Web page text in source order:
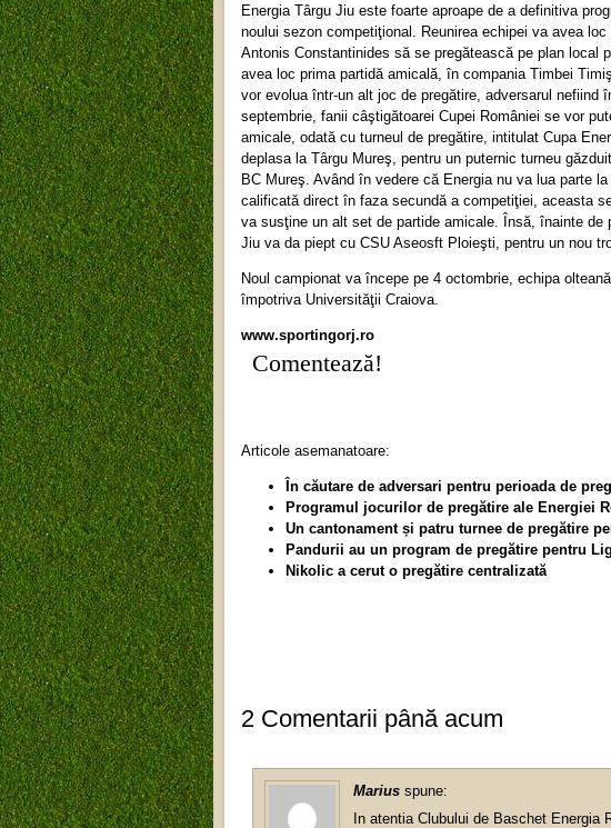
Energia Târgu Jiu este foarte aproape de a definitiva
noului sezon competiţional. Reunirea echipei va avea
Antonis Constantinides să se pregătească pe plan local
avea loc prima partidă amicală, în compania Timbei
vor evolua într-un alt joc de pregătire, adversarul nefiind
septembrie, fanii câştigătoarei Cupei României se vor
amicale, odată cu turneul de pregătire, intitulat Cupa
deplasa la Târgu Mureş, pentru un puternic turneu
BC Mureş. Având în vedere că Energia nu va lua parte
calificată direct în faza secundă a competiţiei, aceasta
va susţine un alt set de partide amicale. Însă, înainte de
Jiu va da piept cu CSU Aseosft Ploieşti, pentru un nou
Noul campionat va începe pe 4 octombrie, echipa
împotriva Universităţii Craiova.
www.sportingorj.ro
Comentează!
Articole asemanatoare:
În căutare de adversari pentru perioada de
Programul jocurilor de pregătire ale Energiei
Un cantonament și patru turnee de pregătire
Pandurii au un program de pregătire pentru
Nikolic a cerut o pregătire centralizată
2 Comentarii până acum
Marius spune:
In atentia Clubului de Baschet Energia